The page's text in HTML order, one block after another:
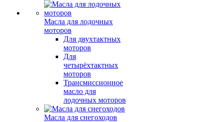
Масла для лодочных
моторов
Для двухтактных
моторов
Для
четырёхтактных
моторов
Трансмиссионное
масло для
лодочных моторов
Масла для снегоходов